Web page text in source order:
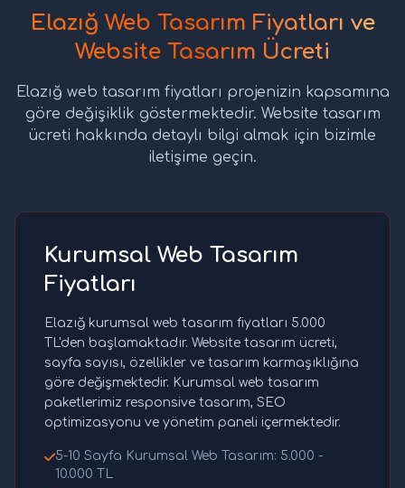
Elazığ Web Tasarım Fiyatları ve
Website Tasarım Ücreti
Elazığ web tasarım fiyatları projenizin kapsamına
göre değişiklik göstermektedir. Website tasarım
ücreti hakkında detaylı bilgi almak için bizimle
iletişime geçin.
Kurumsal Web Tasarım
Fiyatları
Elazığ kurumsal web tasarım fiyatları 5.000
TL'den başlamaktadır. Website tasarım ücreti,
sayfa sayısı, özellikler ve tasarım karmaşıklığına
göre değişmektedir. Kurumsal web tasarım
paketlerimiz responsive tasarım, SEO
optimizasyonu ve yönetim paneli içermektedir.
5-10 Sayfa Kurumsal Web Tasarım: 5.000 -
10.000 TL